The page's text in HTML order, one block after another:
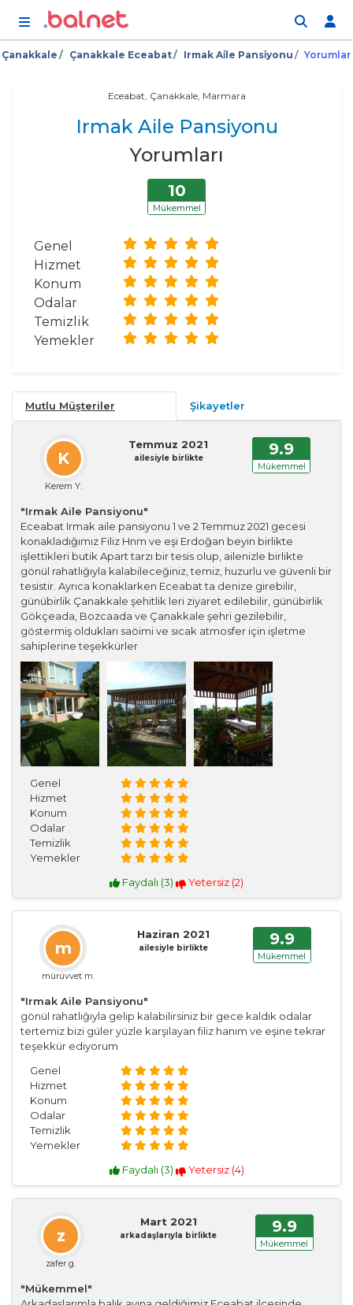
Çanakkale Çanakkale Eceabat Irmak Ai̇le Pansi̇yonu Yorumlar
Eceabat, Çanakkale, Marmara
Irmak Aile Pansiyonu
Yorumları
10
Mükemmel
Genel
Hizmet
Konum
Odalar
Temizlik
Yemekler
Mutlu Müşteriler Şikayetler
K
Kerem Y.
Temmuz 2021
ailesiyle birlikte 9.9
Mükemmel
"Irmak Aile Pansiyonu"
Eceabat Irmak aile pansiyonu 1 ve 2 Temmuz 2021 gecesi
konakladığımız Filiz Hnm ve eşi Erdoğan beyin birlikte
işlettikleri butik Apart tarzı bir tesis olup, ailenizle birlikte
gönül rahatlığıyla kalabileceğiniz, temiz, huzurlu ve güvenli bir
tesistir. Ayrıca konaklarken Eceabat ta denize girebilir,
günübirlik Çanakkale şehitlik leri ziyaret edilebilir, günübirlik
Gökçeada, Bozcaada ve Çanakkale şehri gezilebilir,
göstermiş oldukları saöimi ve sıcak atmosfer için işletme
sahiplerine teşekkürler
Genel
Hizmet
Konum
Odalar
Temizlik
Yemekler
Faydalı (3) Yetersiz (2)
m
mürüvvet m.
Haziran 2021
ailesiyle birlikte 9.9
Mükemmel
"Irmak Aile Pansiyonu"
gönül rahatlığıyla gelip kalabilirsiniz bir gece kaldık odalar
tertemiz bizi güler yüzle karşılayan filiz hanım ve eşine tekrar
teşekkür ediyorum
Genel
Hizmet
Konum
Odalar
Temizlik
Yemekler
Faydalı (3) Yetersiz (4)
z
zafer g.
Mart 2021
arkadaşlarıyla birlikte 9.9
Mükemmel
"Mükemmel"